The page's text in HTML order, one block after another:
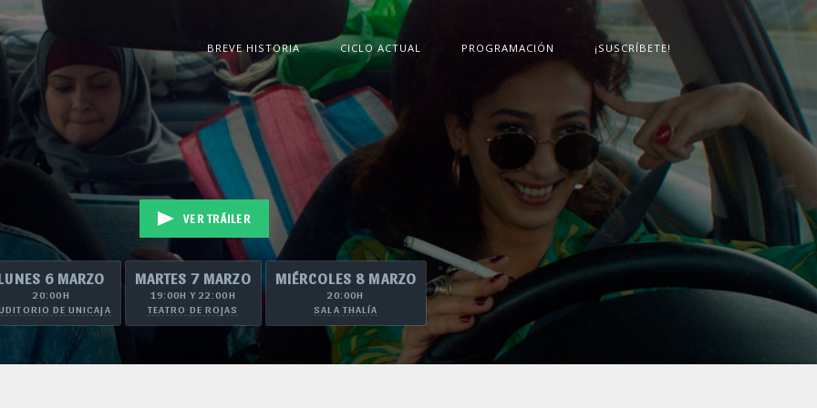
BREVE HISTORIA CICLO ACTUAL PROGRAMACIÓN ¡SUSCRÍBETE!
VER TRÁILER
6 MARZO
20:00H
DE UNICAJA
MARTES 7 MARZO
19:00H Y 22:00H
TEATRO DE ROJAS
MIÉRCOLES 8 MARZO
20:00H
SALA THALÍA